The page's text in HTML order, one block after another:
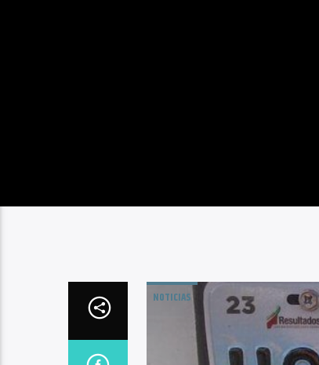
NOTICIAS